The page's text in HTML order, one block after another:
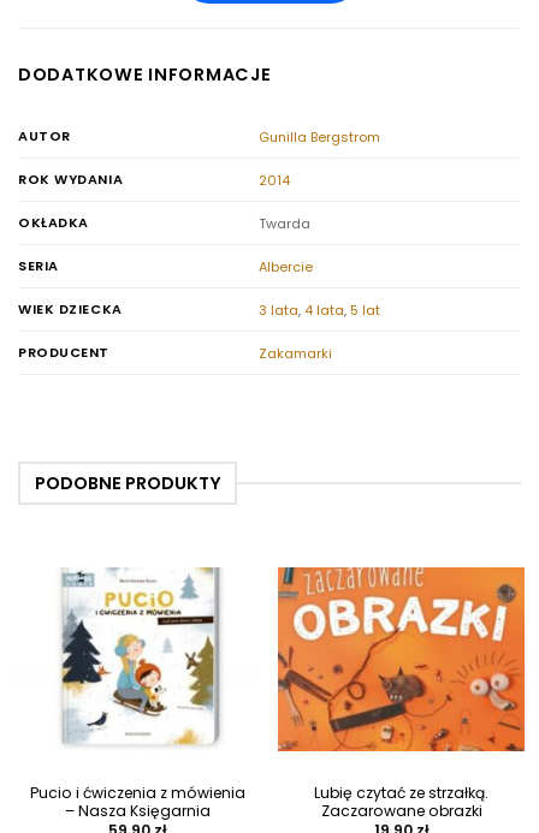
DODATKOWE INFORMACJE
AUTOR Gunilla Bergstrom
ROK WYDANIA 2014
OKŁADKA Twarda
SERIA Albercie
WIEK DZIECKA 3 lata, 4 lata,5 lat
PRODUCENT Zakamarki
Pucio i ćwiczenia z mówienia
– Nasza Księgarnia
Lubię czytać ze strzałką.
Zaczarowane obrazki
PODOBNE PRODUKTY